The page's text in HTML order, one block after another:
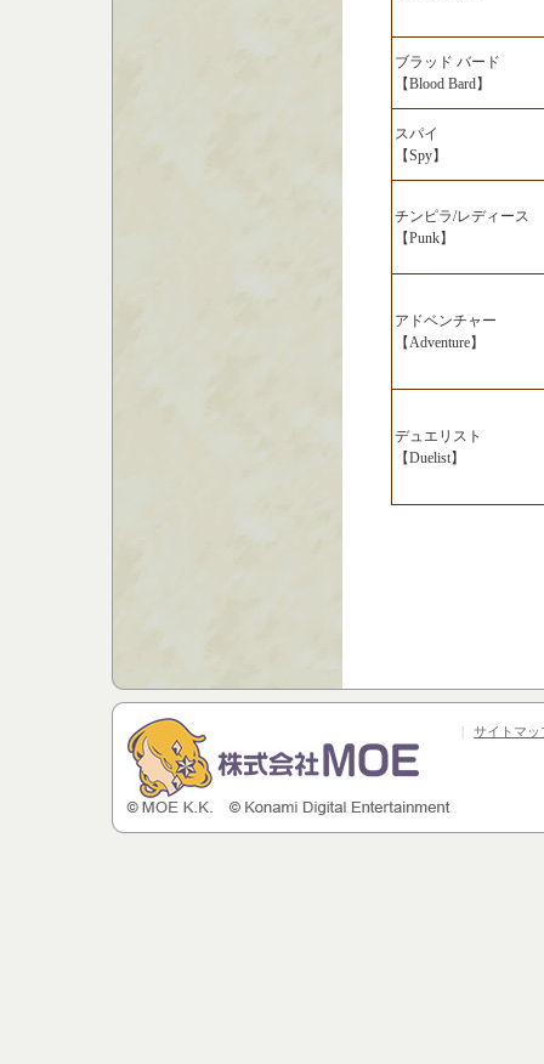
ブラッド バード
【Blood Bard】
スパイ
【Spy】
チンピラ/レディース
【Punk】
アドベンチャー
【Adventure】
デュエリスト
【Duelist】
| サイトマッ